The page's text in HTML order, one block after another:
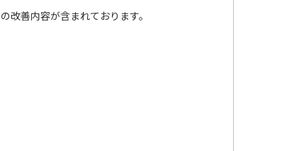
善内容が含まれております。